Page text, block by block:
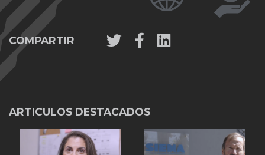
COMPARTIR
ARTICULOS DESTACADOS